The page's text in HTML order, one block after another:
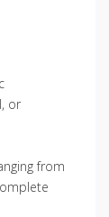
or
from